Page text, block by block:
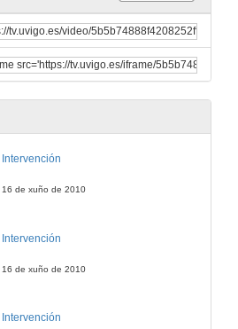
Intervención
16 de xuño de 2010
Intervención
16 de xuño de 2010
Intervención